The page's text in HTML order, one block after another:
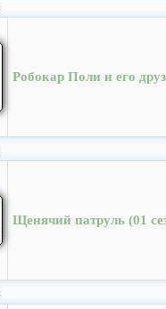
Робокар Поли и его
Щенячий патруль (01